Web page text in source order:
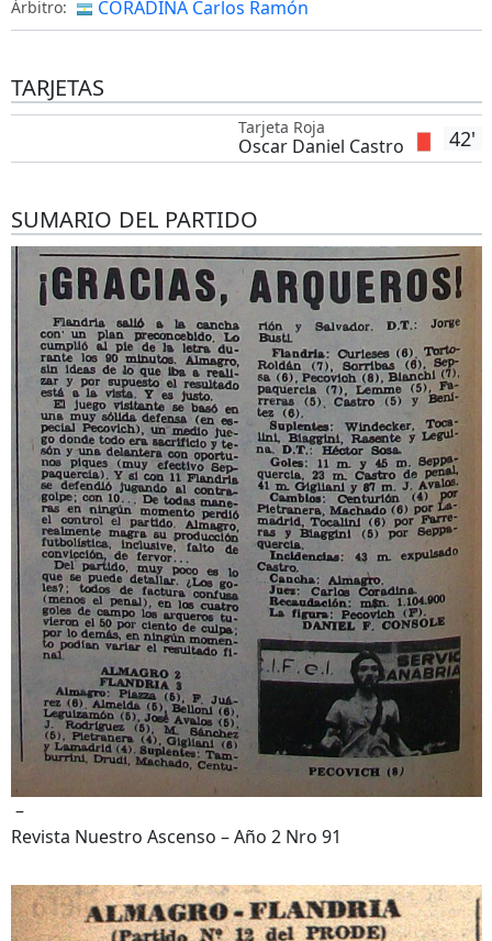
Árbitro: CORADINA Carlos Ramón
TARJETAS
42'
Tarjeta Roja
Oscar Daniel Castro
SUMARIO DEL PARTIDO
–
Revista Nuestro Ascenso – Año 2 Nro 91